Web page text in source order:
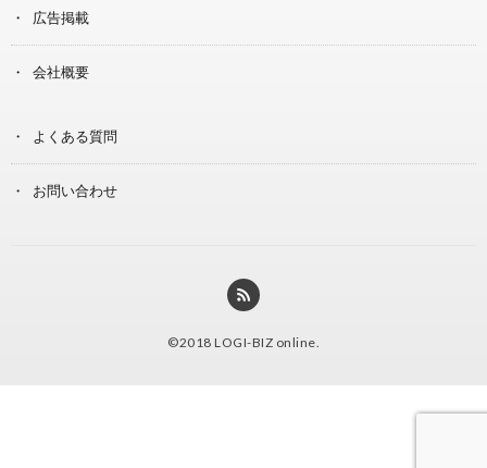
広告掲載
会社概要
よくある質問
お問い合わせ
©2018 LOGI-BIZ online